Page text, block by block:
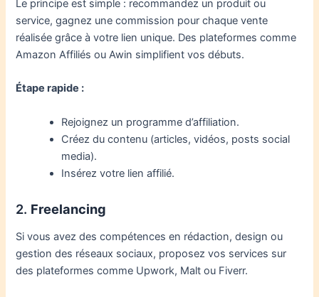
Le principe est simple : recommandez un produit ou
service, gagnez une commission pour chaque vente
réalisée grâce à votre lien unique. Des plateformes comme
Amazon Affiliés ou Awin simplifient vos débuts.
Étape rapide :
Rejoignez un programme d’affiliation.
Créez du contenu (articles, vidéos, posts social
media).
Insérez votre lien affilié.
2. Freelancing
Si vous avez des compétences en rédaction, design ou
gestion des réseaux sociaux, proposez vos services sur
des plateformes comme Upwork, Malt ou Fiverr.